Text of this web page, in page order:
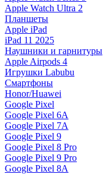
Apple Watch Ultra 2
Планшеты
Apple iPad
iPad 11 2025
Наушники и гарнитуры
Apple Airpods 4
Игрушки Labubu
Смартфоны
Honor/Huawei
Google Pixel
Google Pixel 6A
Google Pixel 7А
Google Pixel 9
Google Pixel 8 Pro
Google Pixel 9 Pro
Google Pixel 8A